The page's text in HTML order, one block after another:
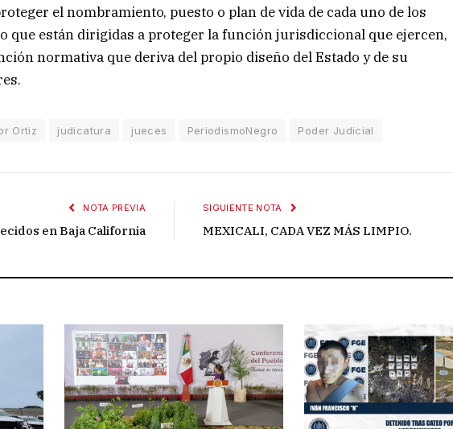
el nombramiento, puesto o plan de vida de cada uno de los
que están dirigidas a proteger la función jurisdiccional que ejercen,
normativa que deriva del propio diseño del Estado y de su
Ortiz judicatura jueces PeriodismoNegro Poder Judicial
NOTA PREVIA
en Baja California
SIGUIENTE NOTA
MEXICALI, CADA VEZ MÁS LIMPIO.